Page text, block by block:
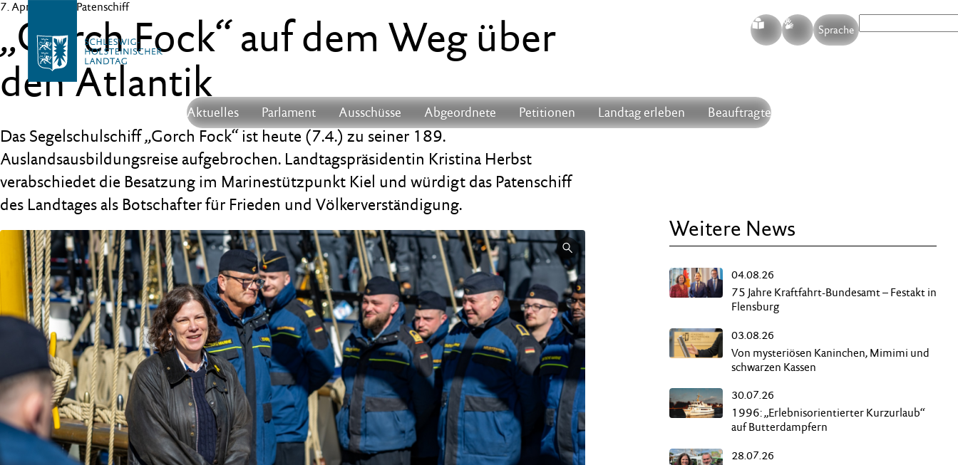
S G Sprache
Aktuelles Parlament Ausschüsse Abgeordnete Petitionen Landtag erleben Beauftragte
7. April 2026 – Patenschiff
„Gorch Fock“ auf dem Weg über
den Atlantik
Das Segelschulschiff „Gorch Fock“ ist heute (7.4.) zu seiner 189.
Auslandsausbildungsreise aufgebrochen. Landtagspräsidentin Kristina Herbst
verabschiedet die Besatzung im Marinestützpunkt Kiel und würdigt das Patenschiff
des Landtages als Botschafter für Frieden und Völkerverständigung.
Weitere News
04.08.26
75 Jahre Kraftfahrt-Bundesamt – Festakt in
Flensburg
03.08.26
Von mysteriösen Kaninchen, Mimimi und
schwarzen Kassen
30.07.26
1996: „Erlebnisorientierter Kurzurlaub“
auf Butterdampfern
28.07.26